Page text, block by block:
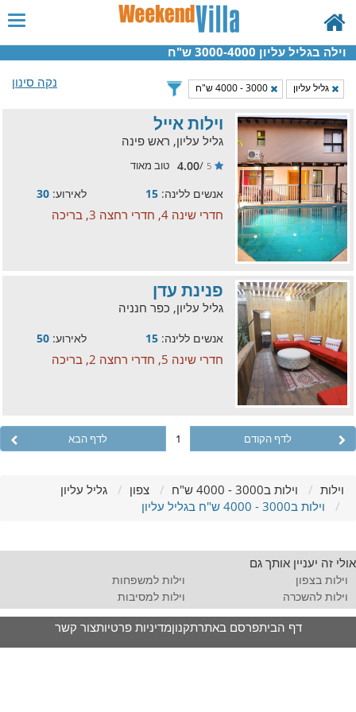
וילה בגליל עליון 3000-4000 ש"ח
נקה סינון
גליל עליון 3000 - 4000 ש"ח
וילות אייל
גליל עליון, ראש פינה
5
/
4.00 טוב מאוד
אנשים ללינה: 15 לאירוע: 30
חדרי שינה 4, חדרי רחצה 3, בריכה
פנינת עדן
גליל עליון, כפר חנניה
אנשים ללינה: 15 לאירוע: 50
חדרי שינה 5, חדרי רחצה 2, בריכה
לדף הקודם 1 לדף הבא
וילות וילות ב3000 - 4000 ש"ח צפון
גליל עליון
וילות ב3000 - 4000 ש"ח בגליל עליון
אולי זה יעניין אותך גם
וילות בצפון
וילות למשפחות
וילות להשכרה
וילות למסיבות
דף הביתפרסם באתרתקנוןמדיניות פרטיותצור קשר